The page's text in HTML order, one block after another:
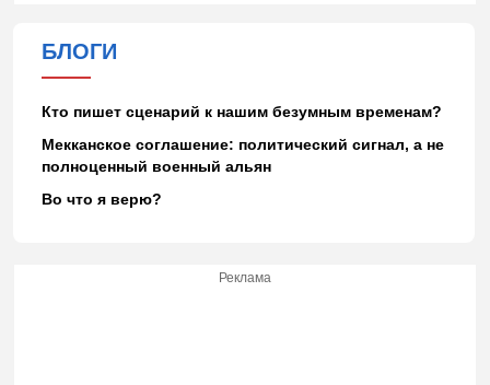
БЛОГИ
Кто пишет сценарий к нашим безумным временам?
Мекканское соглашение: политический сигнал, а не
полноценный военный альян
Во что я верю?
Реклама